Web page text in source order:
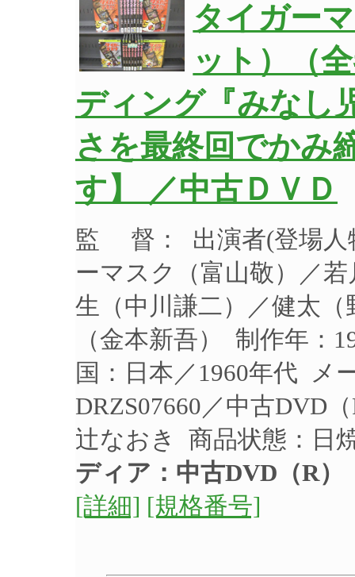
タイガー
ット）（
ディング『みなし
さを最終回でかみ
す】 ／中古ＤＶＤ
監 督： 出演者(登場人
ーマスク（富山敬）／
生（中川謙二）／健太
（金本新吾） 制作年
国：日本／1960年代
DRZS07660／中古DVD
辻なおき 商品状態：日
ディア：中古DVD（R）
[詳細] [規格番号]